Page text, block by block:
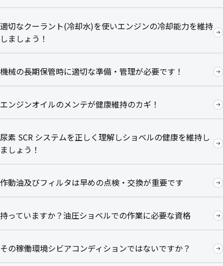
適切なクーラント(冷却水)を使いエンジンの冷却能力を維持
しましょう！
機械の長期保管時に適切な準備・管理が必要です！
エンジンオイルのメンテが健康維持のカギ！
尿素 SCR システムを正しく理解しショベルの健康を維持し
ましょう！
作動油及びフィルタは早めの点検・交換が重要です
持っていますか？油圧ショベルでの作業に必要な資格
その稼働環境シビアコンディションではないですか？